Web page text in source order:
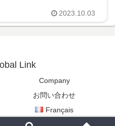
2023.10.03
Link
Company
お問い合わせ
Français